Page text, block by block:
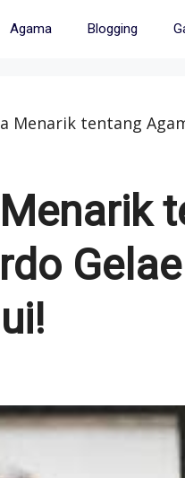
Agama Blogging
Menarik tentang